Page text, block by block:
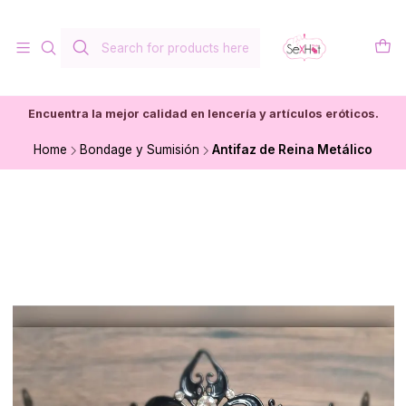
Encuentra la mejor calidad en lencería y artículos eróticos.
Home Bondage y Sumisión Antifaz de Reina Metálico